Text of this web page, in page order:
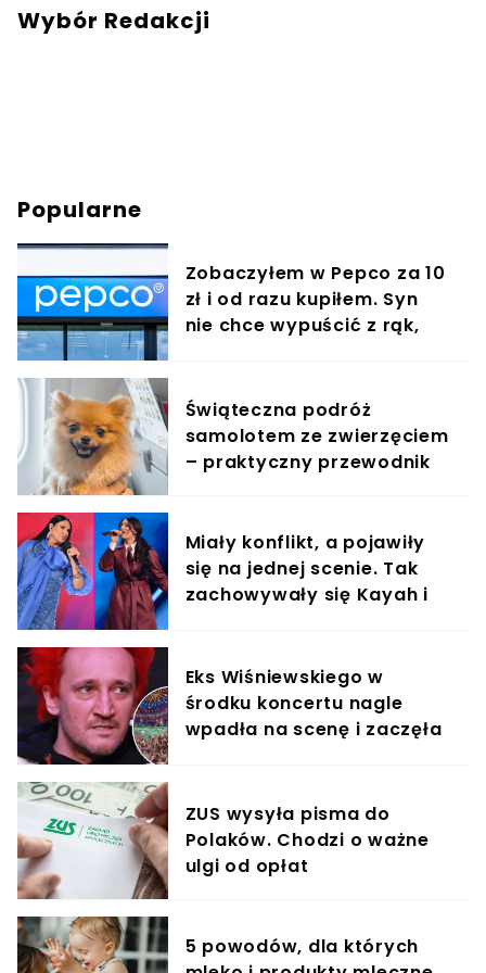
mail: redakcja@swiatzwierzat.pl
Wybór Redakcji
Popularne
Zobaczyłem w Pepco za 10
zł i od razu kupiłem. Syn
nie chce wypuścić z rąk,
Świąteczna podróż
samolotem ze zwierzęciem
– praktyczny przewodnik
Miały konflikt, a pojawiły
się na jednej scenie. Tak
zachowywały się Kayah i
Eks Wiśniewskiego w
środku koncertu nagle
wpadła na scenę i zaczęła
ZUS wysyła pisma do
Polaków. Chodzi o ważne
ulgi od opłat
5 powodów, dla których